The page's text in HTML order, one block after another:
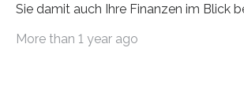
Sie damit auch Ihre Finanzen im Blick
die genau das ermöglichen: Sie helfen
More than 1 year ago